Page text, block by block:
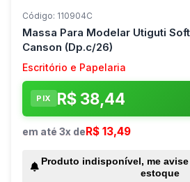
Código: 110904C
Massa Para Modelar Utiguti
Canson (Dp.c/26)
Escritório e Papelaria
PIX R$ 38,44
em até 3x deR$ 13,49
Produto indisponível, me
estoque